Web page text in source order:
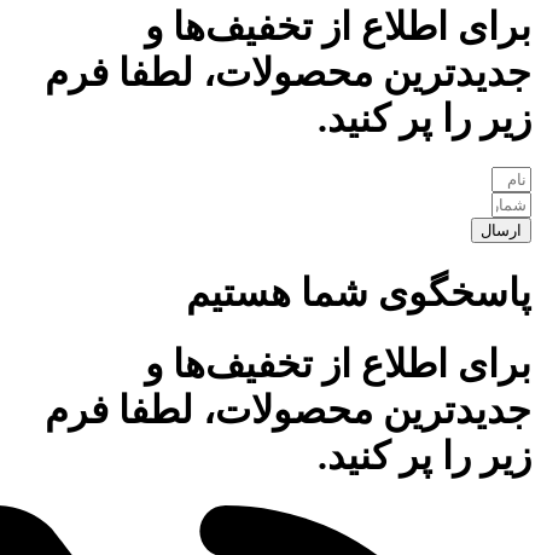
برای اطلاع از تخفیف‌ها و
جدیدترین محصولات، لطفا فرم
زیر را پر کنید.
ارسال
پاسخگوی شما هستیم
برای اطلاع از تخفیف‌ها و
جدیدترین محصولات، لطفا فرم
زیر را پر کنید.